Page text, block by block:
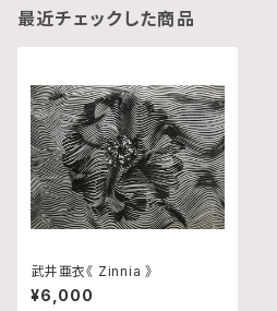
最近チェックした商品
武井亜衣《 Zinnia 》
¥6,000